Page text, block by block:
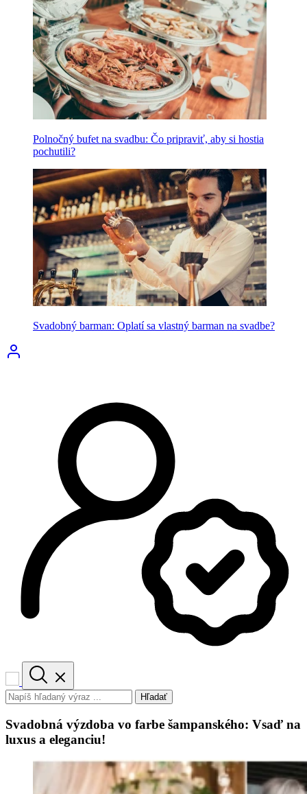
Polnočný bufet na svadbu: Čo pripraviť, aby si hostia
pochutili?
Svadobný barman: Oplatí sa vlastný barman na svadbe?
Hľadať
Svadobná výzdoba vo farbe šampanského: Vsaď na
luxus a eleganciu!